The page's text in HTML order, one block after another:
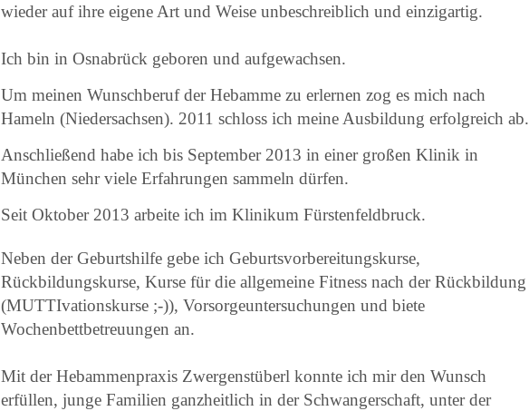
wieder auf ihre eigene Art und Weise unbeschreiblich und einzigartig.
Ich bin in Osnabrück geboren und aufgewachsen.
Um meinen Wunschberuf der Hebamme zu erlernen zog es mich nach
Hameln (Niedersachsen). 2011 schloss ich meine Ausbildung erfolgreich ab.
Anschließend habe ich bis September 2013 in einer großen Klinik in
München sehr viele Erfahrungen sammeln dürfen.
Seit Oktober 2013 arbeite ich im Klinikum Fürstenfeldbruck.
Neben der Geburtshilfe gebe ich Geburtsvorbereitungskurse,
Rückbildungskurse, Kurse für die allgemeine Fitness nach der Rückbildung
(MUTTIvationskurse ;-)), Vorsorgeuntersuchungen und biete
Wochenbettbetreuungen an.
Mit der Hebammenpraxis Zwergenstüberl konnte ich mir den Wunsch
erfüllen, junge Familien ganzheitlich in der Schwangerschaft, unter der